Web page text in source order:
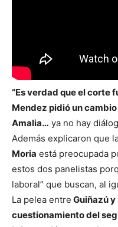
“Es verdad que el corte
Mendez pidió un
Amalia… ya no hay
Además explicaron que
Moria está preocupada
estos dos panelistas
laboral” que buscan, al
La pelea entre Guiñazú
cuestionamiento del